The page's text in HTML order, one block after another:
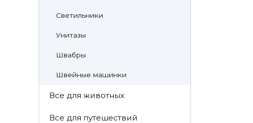
Светильники
Унитазы
Швабры
Швейные машинки
Все для животных
Все для путешествий